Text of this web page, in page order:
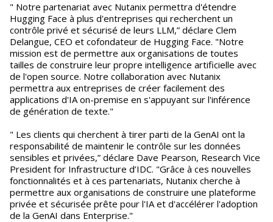
" Notre partenariat avec Nutanix permettra d'étendre
Hugging Face à plus d'entreprises qui recherchent un
contrôle privé et sécurisé de leurs LLM,” déclare Clem
Delangue, CEO et cofondateur de Hugging Face. "Notre
mission est de permettre aux organisations de toutes
tailles de construire leur propre intelligence artificielle avec
de l'open source. Notre collaboration avec Nutanix
permettra aux entreprises de créer facilement des
applications d'IA on-premise en s'appuyant sur l'inférence
de génération de texte."
" Les clients qui cherchent à tirer parti de la GenAI ont la
responsabilité de maintenir le contrôle sur les données
sensibles et privées,” déclare Dave Pearson, Research Vice
President for Infrastructure d’IDC. "Grâce à ces nouvelles
fonctionnalités et à ces partenariats, Nutanix cherche à
permettre aux organisations de construire une plateforme
privée et sécurisée prête pour l'IA et d'accélérer l'adoption
de la GenAI dans Enterprise."